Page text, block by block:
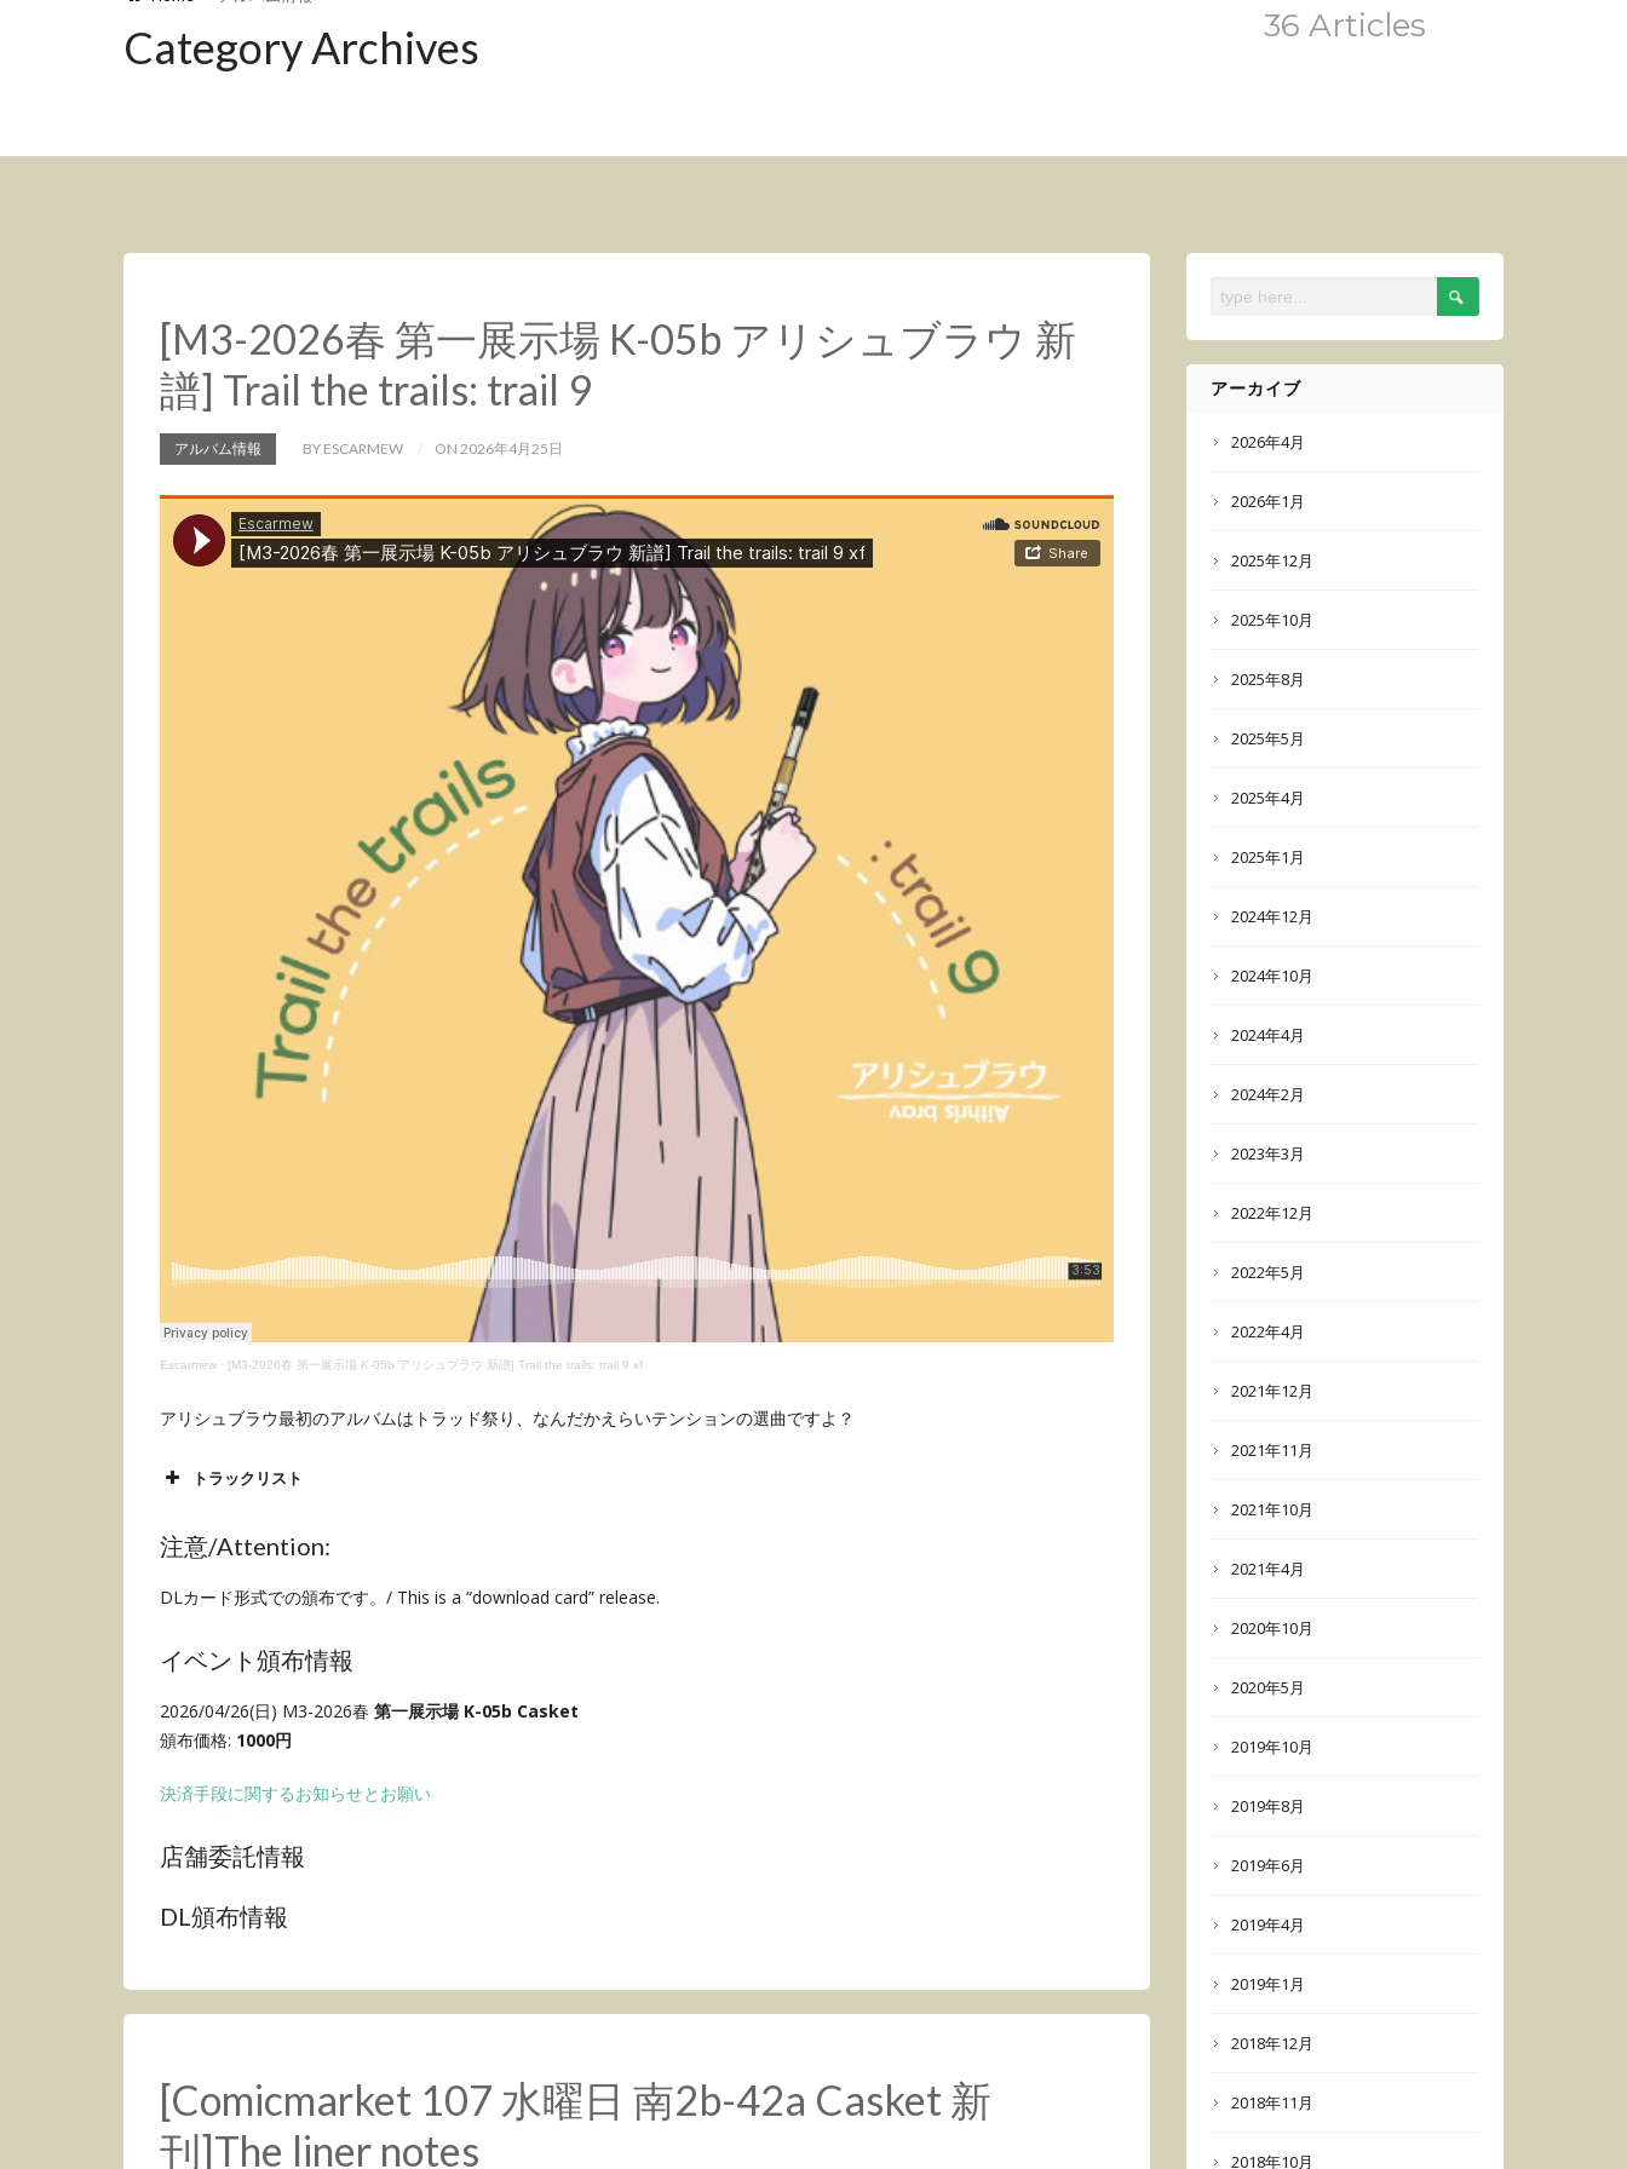
Category Archives 36 Articles
[M3-2026春 第一展示場 K-05b アリシュブラウ 新
譜] Trail the trails: trail 9
アルバム情報 BY ESCARMEW ON 2026年4月25日
Escarmew · [M3-2026春 第一展示場 K-05b アリシュブラウ 新譜] Trail the trails: trail 9 xf
アリシュブラウ最初のアルバムはトラッド祭り、なんだかえらいテンションの選曲ですよ？
トラックリスト
注意/Attention:
DLカード形式での頒布です。/ This is a “download card” release.
イベント頒布情報
2026/04/26(日) M3-2026春 第一展示場 K-05b Casket
頒布価格: 1000円
決済手段に関するお知らせとお願い
店舗委託情報
DL頒布情報
[Comicmarket 107 水曜日 南2b-42a Casket 新
刊]The liner notes
アーカイブ
2026年4月
2026年1月
2025年12月
2025年10月
2025年8月
2025年5月
2025年4月
2025年1月
2024年12月
2024年10月
2024年4月
2024年2月
2023年3月
2022年12月
2022年5月
2022年4月
2021年12月
2021年11月
2021年10月
2021年4月
2020年10月
2020年5月
2019年10月
2019年8月
2019年6月
2019年4月
2019年1月
2018年12月
2018年11月
2018年10月